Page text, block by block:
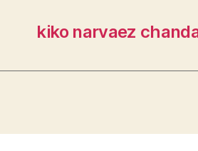
kiko narvaez